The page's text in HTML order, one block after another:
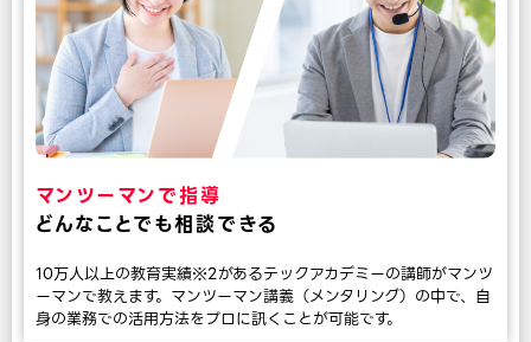
マンツーマンで指導
どんなことでも相談できる
10万人以上の教育実績※2があるテックアカデミーの講師がマンツ
ーマンで教えます。マンツーマン講義（メンタリング）の中で、自
身の業務での活用方法をプロに訊くことが可能です。